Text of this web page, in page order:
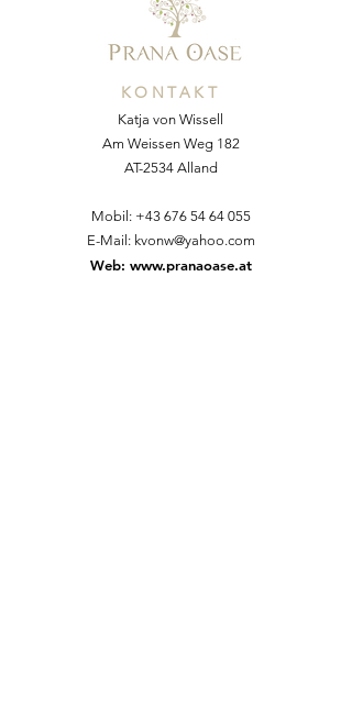
KONTAKT
Katja von Wissell
Am Weissen Weg 182
AT-2534 Alland
Mobil: +43 676 54 64 055
E-Mail: kvonw@yahoo.com
Web: www.pranaoase.at